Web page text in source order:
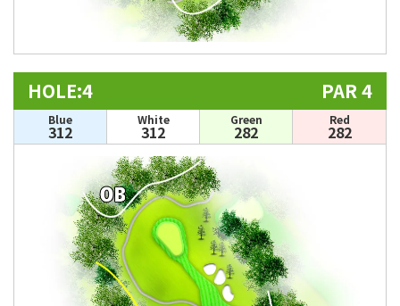
HOLE:4 PAR 4
Blue
312
White
312
Green
282
Red
282